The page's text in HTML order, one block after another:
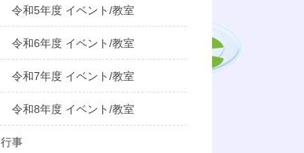
令和5年度 イベント/教室
令和6年度 イベント/教室
令和7年度 イベント/教室
令和8年度 イベント/教室
行事